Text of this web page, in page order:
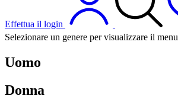
Effettua il login
Selezionare un genere per visualizzare il menu
Uomo
Donna